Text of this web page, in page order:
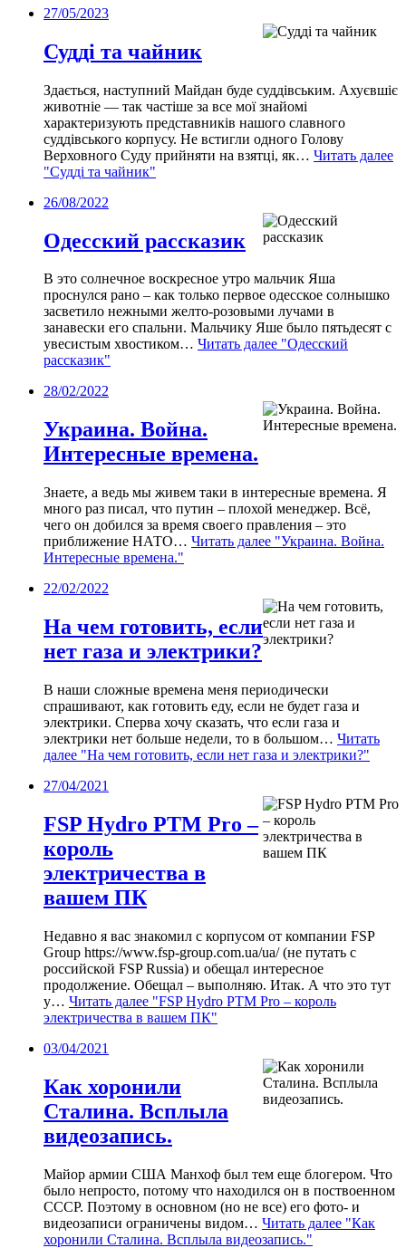
27/05/2023
Судді та чайник
Здається, наступний Майдан буде суддівським. Ахуєвшіє
животніе — так частіше за все мої знайомі
характеризують представників нашого славного
суддівського корпусу. Не встигли одного Голову
Верховного Суду прийняти на взятці, як… Читать далее
"Судді та чайник"
26/08/2022
Одесский рассказик
В это солнечное воскресное утро мальчик Яша
проснулся рано – как только первое одесское солнышко
засветило нежными желто-розовыми лучами в
занавески его спальни. Мальчику Яше было пятьдесят с
увесистым хвостиком… Читать далее "Одесский
рассказик"
28/02/2022
Украина. Война.
Интересные времена.
Знаете, а ведь мы живем таки в интересные времена. Я
много раз писал, что путин – плохой менеджер. Всё,
чего он добился за время своего правления – это
приближение НАТО… Читать далее "Украина. Война.
Интересные времена."
22/02/2022
На чем готовить, если
нет газа и электрики?
В наши сложные времена меня периодически
спрашивают, как готовить еду, если не будет газа и
электрики. Сперва хочу сказать, что если газа и
электрики нет больше недели, то в большом… Читать
далее "На чем готовить, если нет газа и электрики?"
27/04/2021
FSP Hydro PTM Pro –
король
электричества в
вашем ПК
Недавно я вас знакомил с корпусом от компании FSP
Group https://www.fsp-group.com.ua/ua/ (не путать с
российской FSP Russia) и обещал интересное
продолжение. Обещал – выполняю. Итак. А что это тут
у… Читать далее "FSP Hydro PTM Pro – король
электричества в вашем ПК"
03/04/2021
Как хоронили
Сталина. Всплыла
видеозапись.
Майор армии США Манхоф был тем еще блогером. Что
было непросто, потому что находился он в поствоенном
СССР. Поэтому в основном (но не все) его фото- и
видеозаписи ограничены видом… Читать далее "Как
хоронили Сталина. Всплыла видеозапись."